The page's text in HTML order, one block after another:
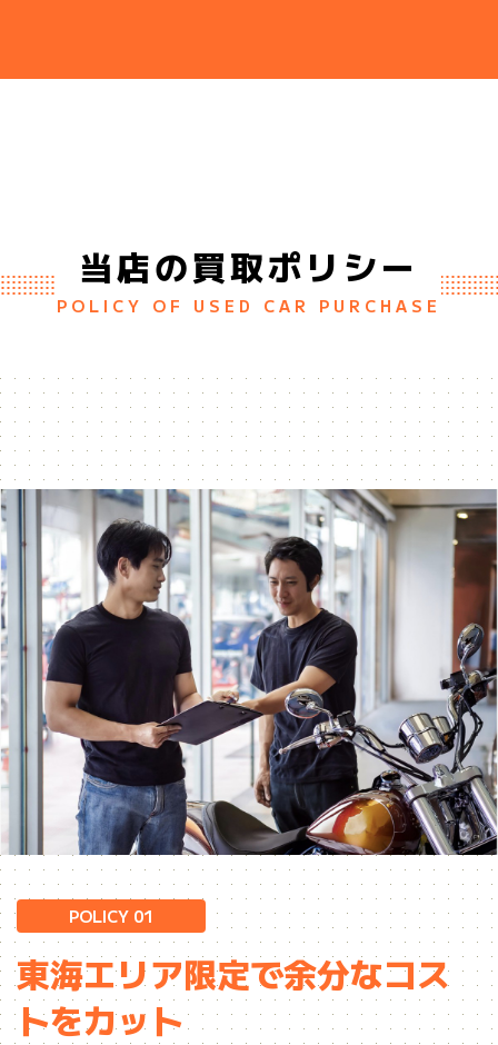
当店の買取ポリシー
POLICY OF USED CAR PURCHASE
POLICY 01
東海エリア限定で余分なコス
トをカット